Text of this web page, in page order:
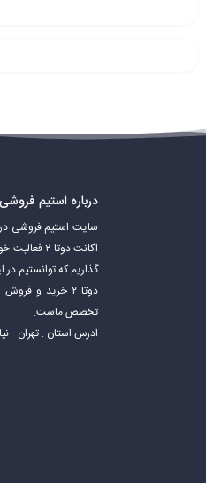
درباره استیم فروشی
اکانت
گذاریم که توانستیم
تخصص ماست.
ادرس استان : تهران -